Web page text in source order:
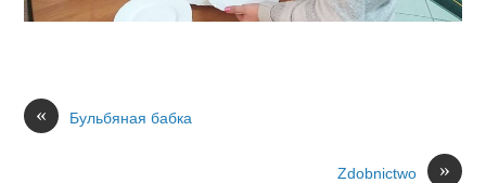
« Бульбяная бабка
»
Zdobnictwo